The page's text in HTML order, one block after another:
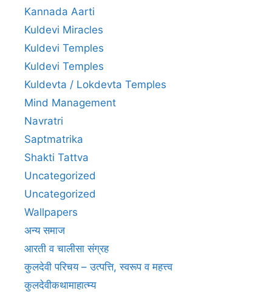
Kannada Aarti
Kuldevi Miracles
Kuldevi Temples
Kuldevi Temples
Kuldevta / Lokdevta Temples
Mind Management
Navratri
Saptmatrika
Shakti Tattva
Uncategorized
Uncategorized
Wallpapers
अन्य समाज
आरती व चालीसा संग्रह
कुलदेवी परिचय – उत्पत्ति, स्वरूप व महत्त्व
कुलदेवीकथामाहात्म्य